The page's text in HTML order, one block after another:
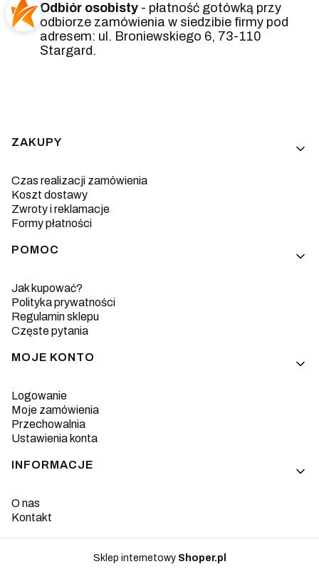
Odbiór osobisty - płatność gotówką przy
odbiorze zamówienia w siedzibie firmy pod
adresem: ul. Broniewskiego 6, 73-110
Stargard.
Linki w stopce
ZAKUPY
Czas realizacji zamówienia
Koszt dostawy
Zwroty i reklamacje
Formy płatności
POMOC
Jak kupować?
Polityka prywatności
Regulamin sklepu
Częste pytania
MOJE KONTO
Logowanie
Moje zamówienia
Przechowalnia
Ustawienia konta
INFORMACJE
O nas
Kontakt
Sklep internetowy Shoper.pl